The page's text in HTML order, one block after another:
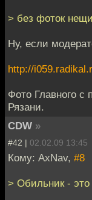
> без фоток
Ну, если
http://
Фото Главного с
Рязани.
CDW »
#42 | 02.02.09 13:45
Кому: AxNav, #8
> Обильник - это